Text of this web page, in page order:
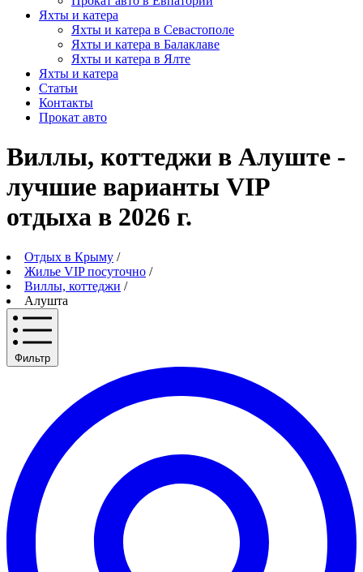
Яхты и катера
Яхты и катера в Севастополе
Яхты и катера в Балаклаве
Яхты и катера в Ялте
Яхты и катера
Статьи
Контакты
Прокат авто
Виллы, коттеджи в Алуште -
лучшие варианты VIP
отдыха в 2026 г.
Отдых в Крыму /
Жилье VIP посуточно /
Виллы, коттеджи /
Алушта
Фильтр